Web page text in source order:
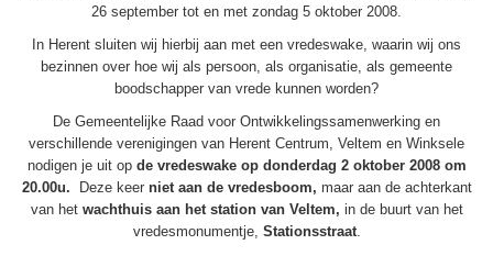
26 september tot en met zondag 5 oktober 2008.
In Herent sluiten wij hierbij aan met een vredeswake, waarin wij ons
bezinnen over hoe wij als persoon, als organisatie, als gemeente
boodschapper van vrede kunnen worden?
De Gemeentelijke Raad voor Ontwikkelingssamenwerking en
verschillende verenigingen van Herent Centrum, Veltem en Winksele
nodigen je uit op de vredeswake op donderdag 2 oktober 2008 om
20.00u.
Deze keerniet aan de vredesboom, maar aan de achterkant
van het wachthuis aan het station van Veltem, in de buurt van het
vredesmonumentje, Stationsstraat.